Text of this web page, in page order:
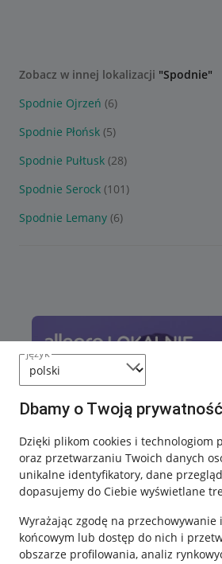
język
Dbamy o Twoją prywatność
Dzięki plikom cookies i technologiom
oraz przetwarzaniu Twoich danych
unikalne identyfikatory, dane
dopasujemy do Ciebie wyświetlane
Wyrażając zgodę na
końcowym lub dostęp do nich i
obszarze profilowania, analiz
Zobacz w innej lokalizacji "Spodnie"
Spodnie Ojrzeń (6)
Spodnie Płońsk (5)
Spodnie Pułtusk (28)
Spodnie Serock (101)
Spodnie Lemany (6)